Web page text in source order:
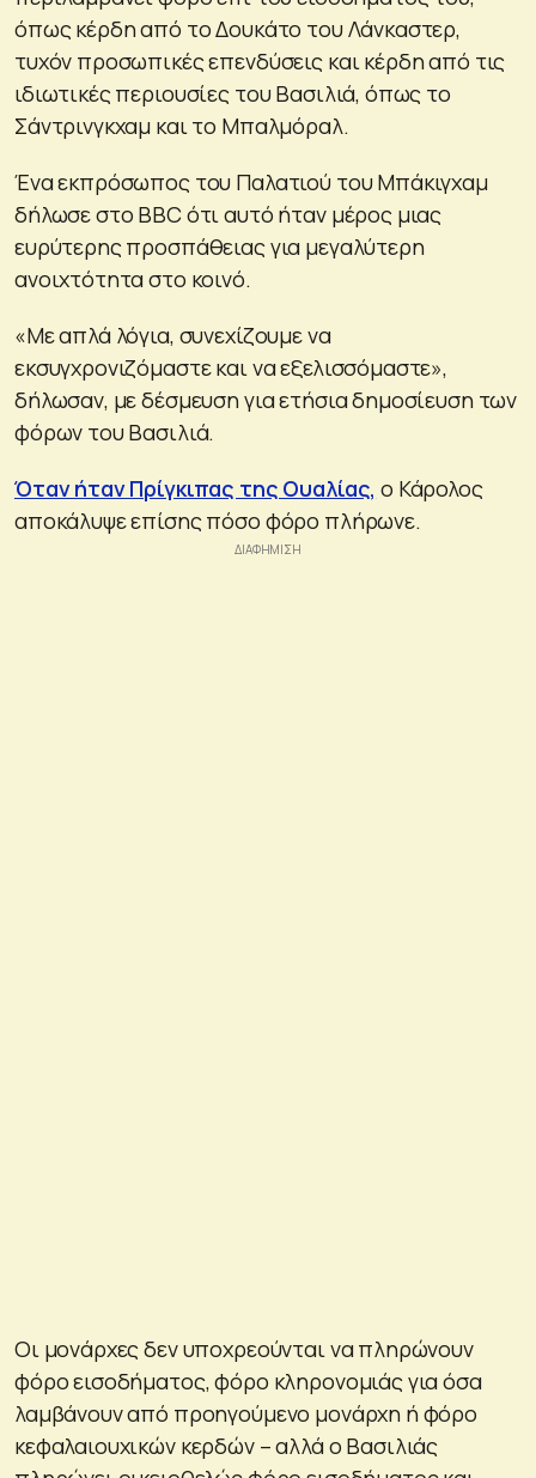
όπως κέρδη από το Δουκάτο του Λάνκαστερ,
τυχόν προσωπικές επενδύσεις και κέρδη από τις
ιδιωτικές περιουσίες του Βασιλιά, όπως το
Σάντρινγκχαμ και το Μπαλμόραλ.
Ένα εκπρόσωπος του Παλατιού του Μπάκιγχαμ
δήλωσε στο BBC ότι αυτό ήταν μέρος μιας
ευρύτερης προσπάθειας για μεγαλύτερη
ανοιχτότητα στο κοινό.
«Με απλά λόγια, συνεχίζουμε να
εκσυγχρονιζόμαστε και να εξελισσόμαστε»,
δήλωσαν, με δέσμευση για ετήσια δημοσίευση των
φόρων του Βασιλιά.
Όταν ήταν Πρίγκιπας της Ουαλίας, ο Κάρολος
αποκάλυψε επίσης πόσο φόρο πλήρωνε.
Οι μονάρχες δεν υποχρεούνται να πληρώνουν
φόρο εισοδήματος, φόρο κληρονομιάς για όσα
λαμβάνουν από προηγούμενο μονάρχη ή φόρο
κεφαλαιουχικών κερδών – αλλά ο Βασιλιάς